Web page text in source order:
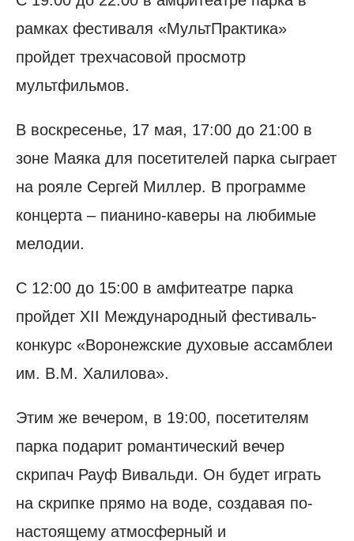
рамках фестиваля «МультПрактика»
пройдет трехчасовой просмотр
мультфильмов.
В воскресенье, 17 мая, 17:00 до 21:00 в
зоне Маяка для посетителей парка сыграет
на рояле Сергей Миллер. В программе
концерта – пианино-каверы на любимые
мелодии.
С 12:00 до 15:00 в амфитеатре парка
пройдет XII Международный фестиваль-
конкурс «Воронежские духовые ассамблеи
им. В.М. Халилова».
Этим же вечером, в 19:00, посетителям
парка подарит романтический вечер
скрипач Рауф Вивальди. Он будет играть
на скрипке прямо на воде, создавая по-
настоящему атмосферный и